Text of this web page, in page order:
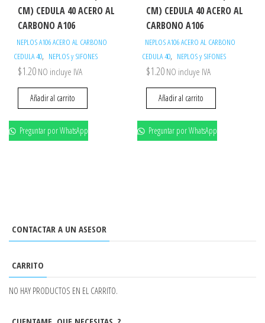
CM) CEDULA 40 ACERO AL
CARBONO A106
NEPLOS A106 ACERO AL CARBONO
CEDULA 40, NEPLOS y SIFONES
$1.20 NO incluye IVA
Añadir al carrito
Preguntar por WhatsApp
CM) CEDULA 40 ACERO AL
CARBONO A106
NEPLOS A106 ACERO AL CARBONO
CEDULA 40, NEPLOS y SIFONES
$1.20 NO incluye IVA
Añadir al carrito
Preguntar por WhatsApp
CONTACTAR A UN ASESOR
CARRITO
NO HAY PRODUCTOS EN EL CARRITO.